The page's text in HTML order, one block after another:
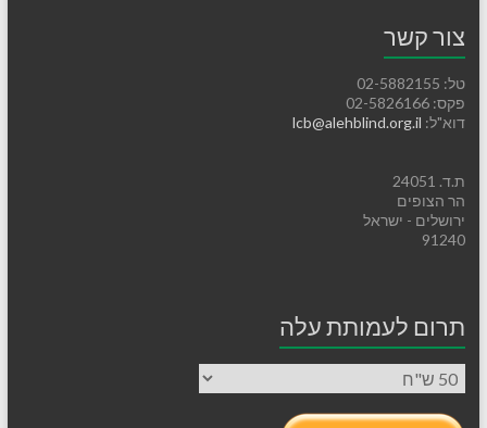
צור קשר
טל: 02-5882155
פקס: 02-5826166
דוא"ל:
ת.ד. 24051
הר הצופים
ירושלים - ישראל
91240
תרום לעמותת עלה